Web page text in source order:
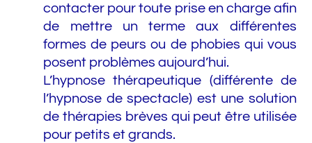
contacter pour toute prise en charge afin
de mettre un terme aux différentes
formes de peurs ou de phobies qui vous
posent problèmes aujourd’hui.
L’hypnose thérapeutique (différente de
l’hypnose de spectacle) est une solution
de thérapies brèves qui peut être utilisée
pour petits et grands.